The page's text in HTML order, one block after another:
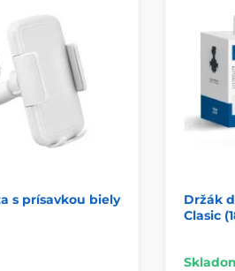
s prísavkou biely
Držák
Clasic